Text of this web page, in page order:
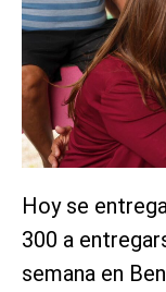
Hoy se
300 a
semana en